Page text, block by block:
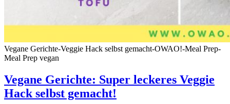
Vegane Gerichte-Veggie Hack selbst gemacht-OWAO!-Meal Prep-
Meal Prep vegan
Vegane Gerichte: Super leckeres Veggie
Hack selbst gemacht!